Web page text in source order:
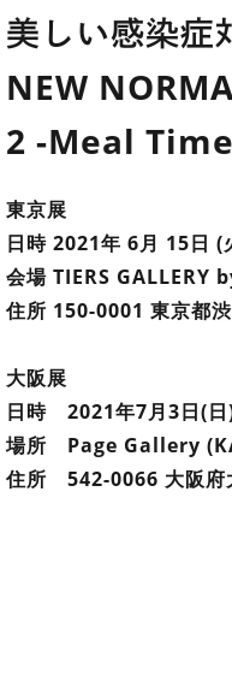
美しい感染症
NEW
2 -Meal
東京展
日時 2021年 6月 15日
会場 TIERS
住所 150-0001 東京都
大阪展
日時 2021年7月3日(
場所 Page Gallery
住所 542-0066 大阪府